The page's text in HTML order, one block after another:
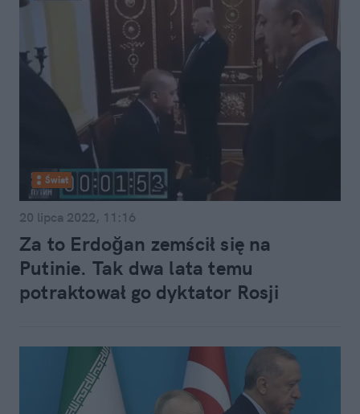
Świat
20 lipca 2022, 11:16
Za to Erdoğan zemścił się na
Putinie. Tak dwa lata temu
potraktował go dyktator Rosji